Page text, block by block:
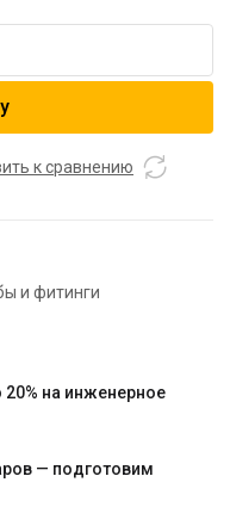
к сравнению
и фитинги
на инженерное
— подготовим